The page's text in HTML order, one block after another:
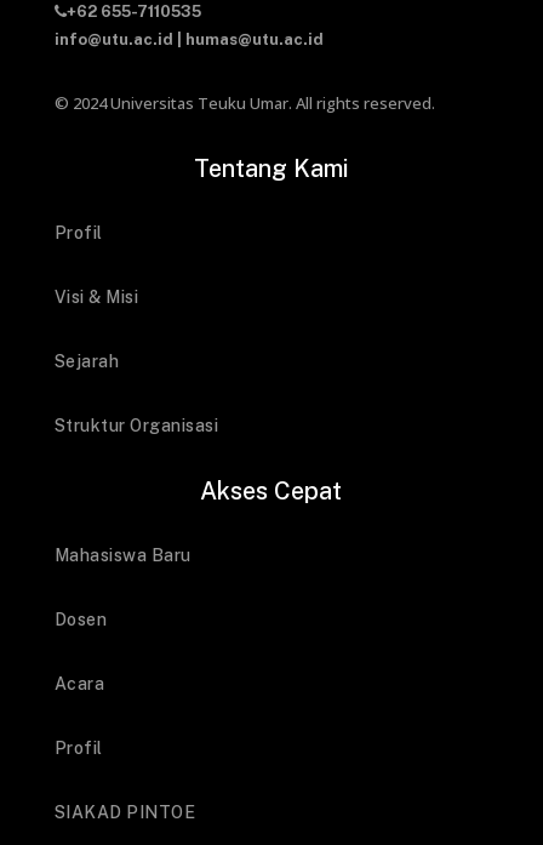
+62 655-7110535
info@utu.ac.id
humas@utu.ac.id
© 2024 Universitas Teuku Umar. All rights reserved.
Tentang Kami
Profil
Visi & Misi
Sejarah
Struktur Organisasi
Akses Cepat
Mahasiswa Baru
Dosen
Acara
Profil
SIAKAD PINTOE